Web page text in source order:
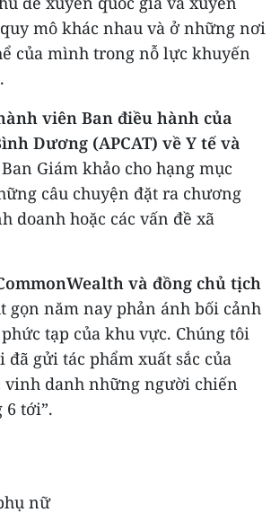
mô khác nhau và ở những nơi
của mình trong nỗ lực khuyến
viên Ban điều hành của
Dương (APCAT) về Y tế và
Giám khảo cho hạng mục
câu chuyện đặt ra chương
hoặc các vấn đề xã
và đồng chủ tịch
gọn năm nay phản ánh bối cảnh
tạp của khu vực. Chúng tôi
gửi tác phẩm xuất sắc của
danh những người chiến
6 tới”.
nữ